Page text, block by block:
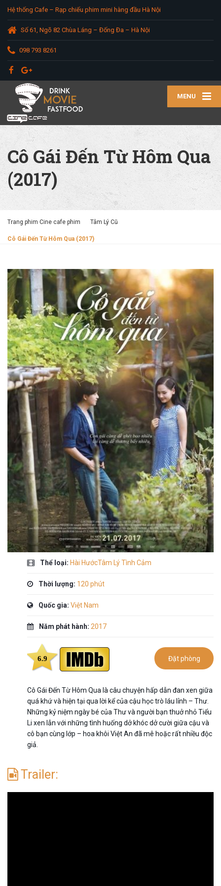
Hệ thống Cafe – Rạp chiếu phim mini hàng đầu Hà Nội
Số 61, Ngõ 82 Chùa Láng – Đống Đa – Hà Nội
098 793 8261
MENU
Cô Gái Đến Từ Hôm Qua
(2017)
Trang phim Cine cafe phim Tâm Lý Cũ
Cô Gái Đến Từ Hôm Qua (2017)
Thể loại: Hài HướcTâm Lý Tình Cảm
Thời lượng: 120 phút
Quốc gia: Việt Nam
Năm phát hành: 2017
6.9 Đặt phòng
Cô Gái Đến Từ Hôm Qua là câu chuyện hấp dẫn đan xen giữa
quá khứ và hiện tại qua lời kể của cậu học trò láu lỉnh – Thư.
Những kỷ niệm ngày bé của Thư và người bạn thuở nhỏ Tiểu
Li xen lẫn với những tình huống dở khóc dở cười giữa cậu và
cô bạn cùng lớp – hoa khôi Việt An đã mê hoặc rất nhiều độc
giả.
Trailer: